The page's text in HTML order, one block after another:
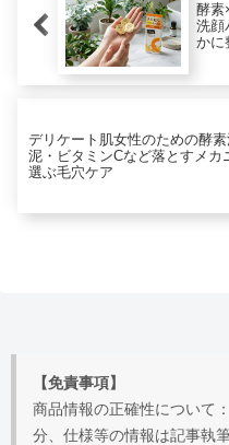
酵素
洗顔
かに
デリケート肌女性のための酵素
泥・ビタミンCなど落とすメカ
選ぶ毛穴ケア
【免責事項】
商品情報の正確性について
分、仕様等の情報は記事執